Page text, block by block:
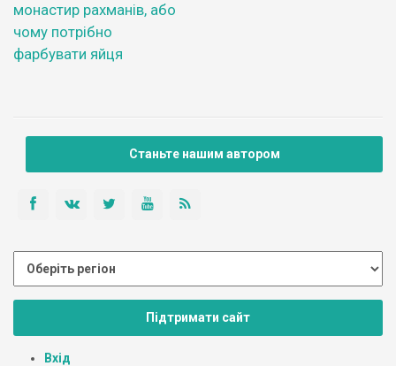
монастир рахманів, або
чому потрібно
фарбувати яйця
Станьте нашим автором
Підтримати сайт
Вхід